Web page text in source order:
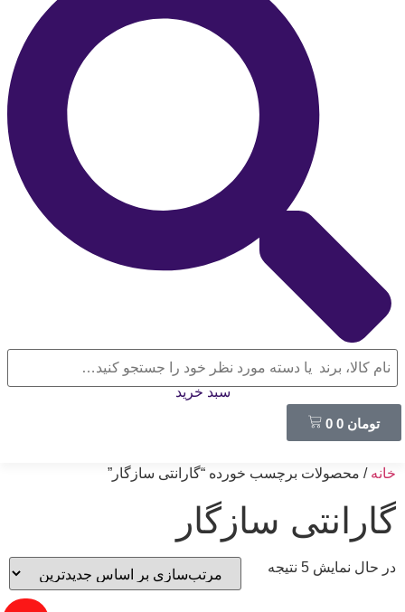
سبد خرید
تومان0
0
خانه/ محصولات برچسب خورده “گارانتی سازگار”
گارانتی سازگار
در حال نمایش 5 نتیجه